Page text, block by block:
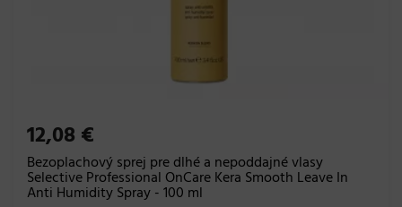
12,08 €
Bezoplachový sprej pre dlhé a nepoddajné vlasy
Selective Professional OnCare Kera Smooth Leave In
Anti Humidity Spray - 100 ml